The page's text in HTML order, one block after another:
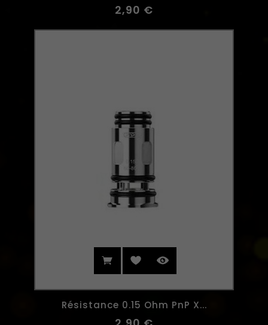
2,90 €
Résistance 0.15 Ohm PnP X...